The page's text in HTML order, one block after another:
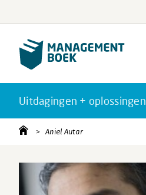
Uitdagingen + oplossingen
Aniel Autar